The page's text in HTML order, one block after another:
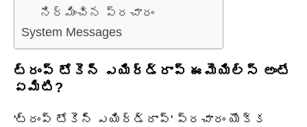
నిర్మించిన ప్రచారం
System Messages
ట్రంప్ టోకెన్ ఎయిర్‌డ్రాప్ ఈమెయిల్స్ అంటే
ఏమిటి?
'ట్రంప్ టోకెన్ ఎయిర్‌డ్రాప్' ప్రచారం యొక్క